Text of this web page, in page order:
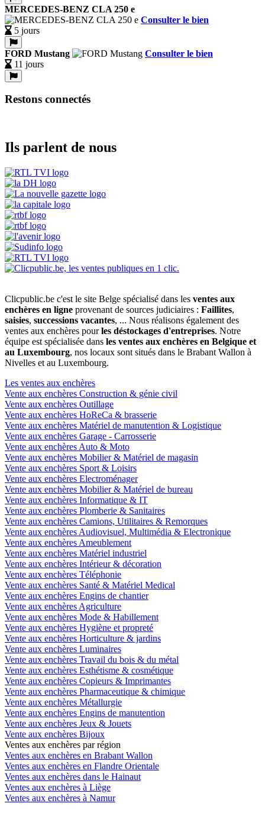
MERCEDES-BENZ CLA 250 e
Consulter le bien
5 jours
FORD Mustang
Consulter le bien
11 jours
Restons connectés
Ils parlent de nous
Clicpublic.be c'est le site Belge spécialisé dans les ventes aux
enchères en ligne provenant de sources judiciaires : Faillites,
saisies, successions vacantes, ... Nous réalisons également des
ventes aux enchères pourles déstockages d'entreprises. Notre
équipe est spécialisée dans les ventes aux enchères en Belgique et
au Luxembourg, nos locaux sont situés dans le Brabant Wallon à
Nivelles et au Luxembourg.
Les ventes aux enchères
Vente aux enchères Construction & génie civil
Vente aux enchères Outillage
Vente aux enchères HoReCa & brasserie
Vente aux enchères Matériel de manutention & Logistique
Vente aux enchères Garage - Carrosserie
Vente aux enchères Auto & Moto
Vente aux enchères Mobilier & Matériel de magasin
Vente aux enchères Sport & Loisirs
Vente aux enchères Electroménager
Vente aux enchères Mobilier & Matériel de bureau
Vente aux enchères Informatique & IT
Vente aux enchères Plomberie & Sanitaires
Vente aux enchères Camions, Utilitaires & Remorques
Vente aux enchères Audiovisuel, Multimédia & Electronique
Vente aux enchères Ameublement
Vente aux enchères Matériel industriel
Vente aux enchères Intérieur & décoration
Vente aux enchères Téléphonie
Vente aux enchères Santé & Matériel Medical
Vente aux enchères Engins de chantier
Vente aux enchères Agriculture
Vente aux enchères Mode & Habillement
Vente aux enchères Hygiène et propreté
Vente aux enchères Horticulture & jardins
Vente aux enchères Luminaires
Vente aux enchères Travail du bois & du métal
Vente aux enchères Esthétisme & cosmétique
Vente aux enchères Copieurs & Imprimantes
Vente aux enchères Pharmaceutique & chimique
Vente aux enchères Métallurgie
Vente aux enchères Engins de manutention
Vente aux enchères Jeux & Jouets
Vente aux enchères Bijoux
Ventes aux enchères par région
Ventes aux enchères en Brabant Wallon
Ventes aux enchères en Flandre Orientale
Ventes aux enchères dans le Hainaut
Ventes aux enchères à Liège
Ventes aux enchères à Namur